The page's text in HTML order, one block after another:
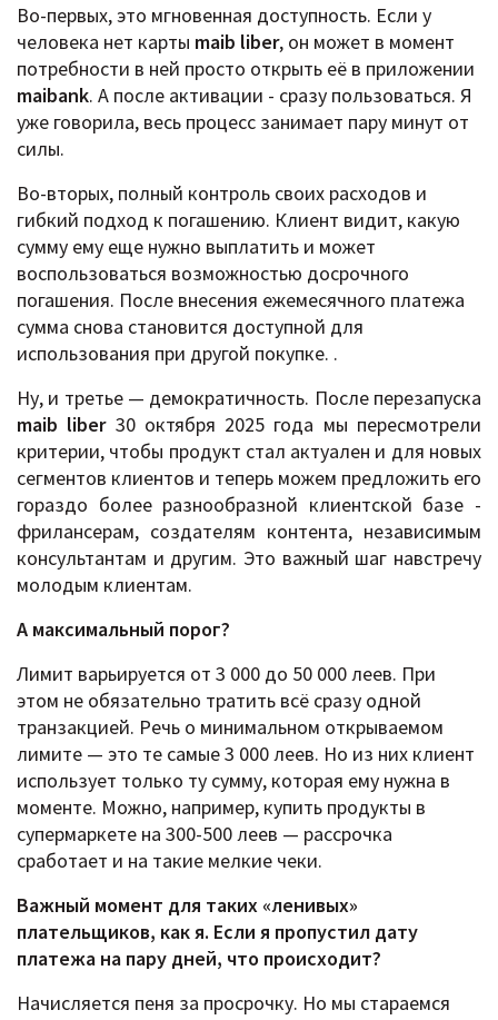
Во-первых, это мгновенная доступность. Если у
человека нет карты maib liber, он может в момент
потребности в ней просто открыть её в приложении
maibank. А после активации - сразу пользоваться. Я
уже говорила, весь процесс занимает пару минут от
силы.
Во-вторых, полный контроль своих расходов и
гибкий подход к погашению. Клиент видит, какую
сумму ему еще нужно выплатить и может
воспользоваться возможностью досрочного
погашения. После внесения ежемесячного платежа
сумма снова становится доступной для
использования при другой покупке. .
Ну, и третье — демократичность. После перезапуска
maib liber30 октября 2025 года мы пересмотрели
критерии, чтобы продукт стал актуален и для новых
сегментов клиентов и теперь можем предложить его
гораздо более разнообразной клиентской базе -
фрилансерам, создателям контента, независимым
консультантам и другим. Это важный шаг навстречу
молодым клиентам.
А максимальный порог?
Лимит варьируется от 3 000 до 50 000 леев. При
этом не обязательно тратить всё сразу одной
транзакцией. Речь о минимальном открываемом
лимите — это те самые 3 000 леев. Но из них клиент
использует только ту сумму, которая ему нужна в
моменте. Можно, например, купить продукты в
супермаркете на 300-500 леев — рассрочка
сработает и на такие мелкие чеки.
Важный момент для таких «ленивых»
плательщиков, как я. Если я пропустил дату
платежа на пару дней, что происходит?
Начисляется пеня за просрочку. Но мы стараемся